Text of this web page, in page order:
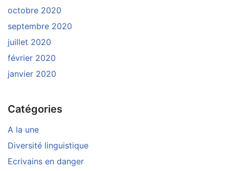
octobre 2020
septembre 2020
juillet 2020
février 2020
janvier 2020
Catégories
A la une
Diversité linguistique
Ecrivains en danger